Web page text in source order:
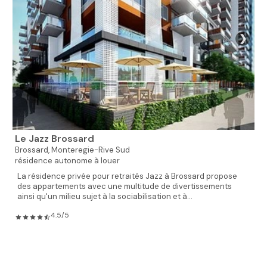
❯
Le Jazz Brossard
Brossard,Monteregie-Rive Sud
résidence autonome à louer
La résidence privée pour retraités Jazz à Brossard propose
des appartements avec une multitude de divertissements
ainsi qu'un milieu sujet à la sociabilisation et à...
4.5/5